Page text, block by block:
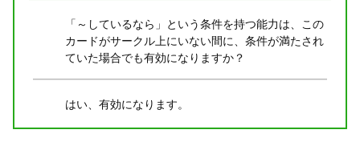
「～しているなら」という条件を持つ能力は、この
カードがサークル上にいない間に、条件が満たされ
ていた場合でも有効になりますか？
はい、有効になります。